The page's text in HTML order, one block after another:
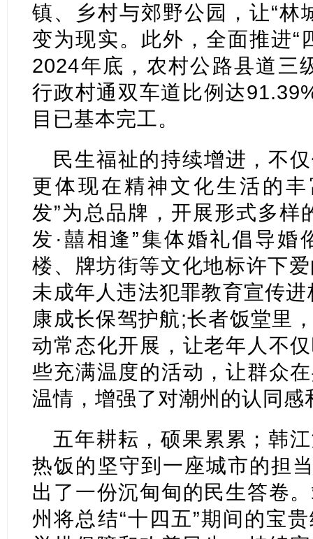
镇、乡村与郊野公园，让“林
变为现实。此外，全面推进“
2024年底，农村公路县道三
行政村通双车道比例达
目已基本完工。
民生福祉的持续增进，不
更体现在精神文化生活的
发”为总品牌，开展形式多样
发·囍相逢”集体婚礼倡导婚
楼、牌坊街等文化地标许下
未成年人违法犯罪教育宣传
康成长保驾护航;长者饭堂里
动常态化开展，让老年人不
些充满温度的活动，让群众
温情，增强了对潮州的认同感
五年耕耘，硕果累累；韩
热饭的坚守到一座城市的担
出了一份沉甸甸的民生答卷
州将总结“十四五”期间的宝